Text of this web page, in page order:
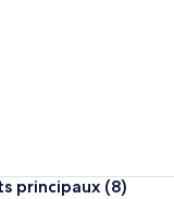
principaux (8)